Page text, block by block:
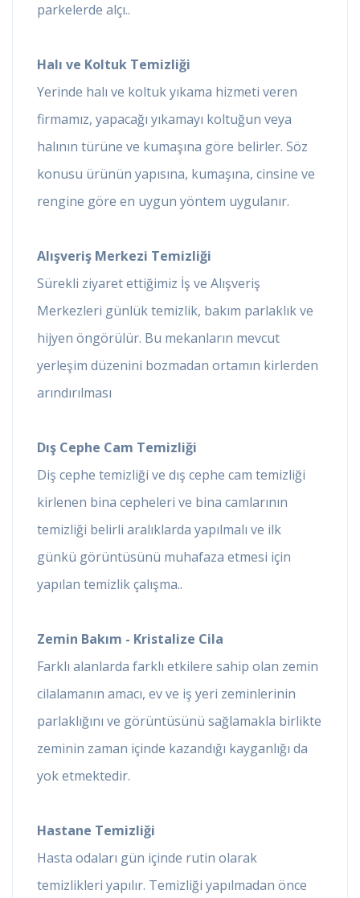
parkelerde alçı..
Halı ve Koltuk Temizliği
Yerinde halı ve koltuk yıkama hizmeti veren
firmamız, yapacağı yıkamayı koltuğun veya
halının türüne ve kumaşına göre belirler. Söz
konusu ürünün yapısına, kumaşına, cinsine ve
rengine göre en uygun yöntem uygulanır.
Alışveriş Merkezi Temizliği
Sürekli ziyaret ettiğimiz İş ve Alışveriş
Merkezleri günlük temizlik, bakım parlaklık ve
hijyen öngörülür. Bu mekanların mevcut
yerleşim düzenini bozmadan ortamın kirlerden
arındırılması
Dış Cephe Cam Temizliği
Diş cephe temizliği ve dış cephe cam temizliği
kirlenen bina cepheleri ve bina camlarının
temizliği belirli aralıklarda yapılmalı ve ilk
günkü görüntüsünü muhafaza etmesi için
yapılan temizlik çalışma..
Zemin Bakım - Kristalize Cila
Farklı alanlarda farklı etkilere sahip olan zemin
cilalamanın amacı, ev ve iş yeri zeminlerinin
parlaklığını ve görüntüsünü sağlamakla birlikte
zeminin zaman içinde kazandığı kayganlığı da
yok etmektedir.
Hastane Temizliği
Hasta odaları gün içinde rutin olarak
temizlikleri yapılır. Temizliği yapılmadan önce